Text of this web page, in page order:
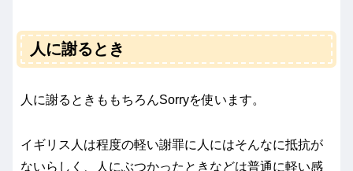
人に謝るとき
人に謝るときももちろんSorryを使います。
イギリス人は程度の軽い謝罪に人にはそんなに抵抗が
ないらしく、人にぶつかったときなどは普通に軽い感